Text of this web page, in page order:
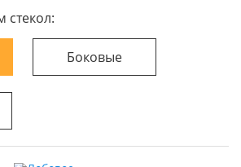
стекол:
Боковые